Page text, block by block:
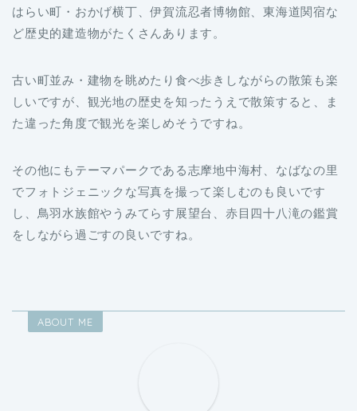
はらい町・おかげ横丁、伊賀流忍者博物館、東海道関宿な
ど歴史的建造物がたくさんあります。
古い町並み・建物を眺めたり食べ歩きしながらの散策も楽
しいですが、観光地の歴史を知ったうえで散策すると、ま
た違った角度で観光を楽しめそうですね。
その他にもテーマパークである志摩地中海村、なばなの里
でフォトジェニックな写真を撮って楽しむのも良いです
し、鳥羽水族館やうみてらす展望台、赤目四十八滝の鑑賞
をしながら過ごすの良いですね。
ABOUT ME